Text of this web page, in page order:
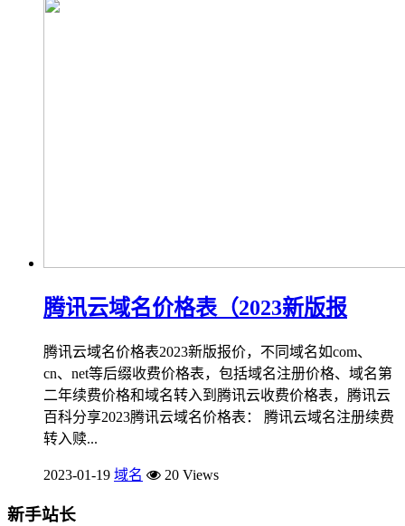
腾讯云域名价格表（2023新版报
腾讯云域名价格表2023新版报价，不同域名如com、
cn、net等后缀收费价格表，包括域名注册价格、域名第
二年续费价格和域名转入到腾讯云收费价格表，腾讯云
百科分享2023腾讯云域名价格表： 腾讯云域名注册续费
转入赎...
2023-01-19 域名 20 Views
新手站长